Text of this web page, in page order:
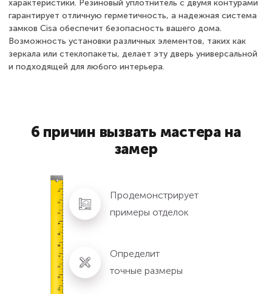
характеристики. Резиновый уплотнитель с двумя контурами
гарантирует отличную герметичность, а надежная система
замков Cisa обеспечит безопасность вашего дома.
Возможность установки различных элементов, таких как
зеркала или стеклопакеты, делает эту дверь универсальной
и подходящей для любого интерьера.
6 причин вызвать мастера на
замер
Продемонстрирует
примеры отделок
Определит
точные размеры